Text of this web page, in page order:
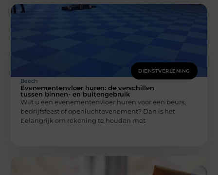
DIENSTVERLENING
Beech
Evenementenvloer huren: de verschillen
tussen binnen- en buitengebruik
Wilt u een evenementenvloer huren voor een beurs,
bedrijfsfeest of openluchtevenement? Dan is het
belangrijk om rekening te houden met